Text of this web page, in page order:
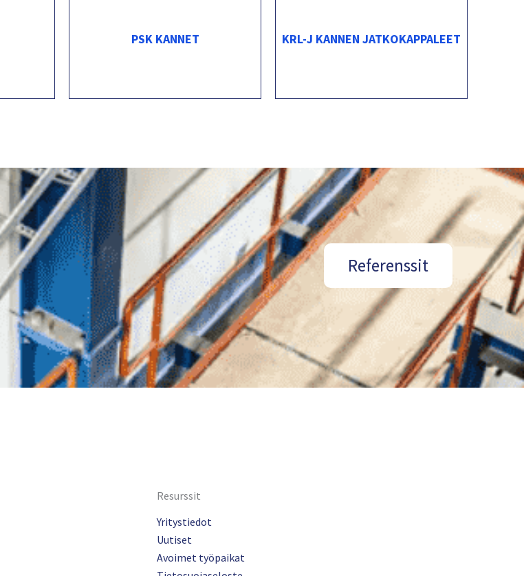
PSK KANNET KRL-J KANNEN JATKOKAPPALEET
Referenssit
Resurssit
Yritystiedot
Uutiset
Avoimet työpaikat